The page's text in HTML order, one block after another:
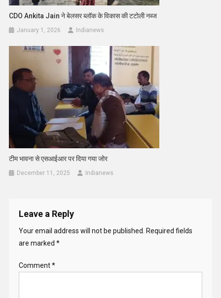
CDO Ankita Jain ने बेलसर ब्लॉक के विकास की टटोली नब्ज
January 1, 2026 Indianews
टीम भावना से एसआईआर पर दिया गया जोर
December 11, 2025 Indianews
Leave a Reply
Your email address will not be published.
Required fields
are marked *
Comment*